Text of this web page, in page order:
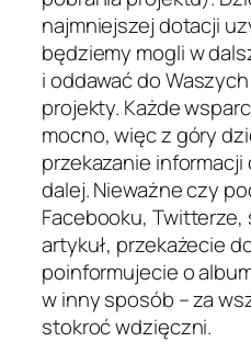
najmniejszej dotacji
będziemy mogli w
i oddawać do
projekty. Każde
mocno, więc z góry
przekazanie
dalej. Nieważne czy
Facebooku,
artykuł, przekażecie
poinformujecie o
w inny sposób – za
stokroć wdzięczni.